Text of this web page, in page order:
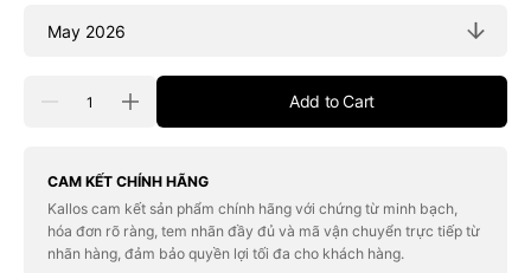
Decrease
Chí
USA
#May
2026:
Increase
quantity
Chí
USA
#May
2026:
Add to Cart
CAM KẾT CHÍNH HÃNG
Kallos cam kết sản phẩm chính hãng với chứng từ minh bạch,
hóa đơn rõ ràng, tem nhãn đầy đủ và mã vận chuyển trực tiếp từ
nhãn hàng, đảm bảo quyền lợi tối đa cho khách hàng.